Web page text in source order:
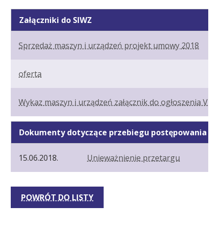
Załączniki do SIWZ
Sprzedaż maszyn i urządzeń projekt umowy 2018
oferta
Wykaz maszyn i urządzeń załącznik do ogłoszenia V
Dokumenty dotyczące przebiegu postępowania
15.06.2018. Unieważnienie przetargu
POWRÓT DO LISTY